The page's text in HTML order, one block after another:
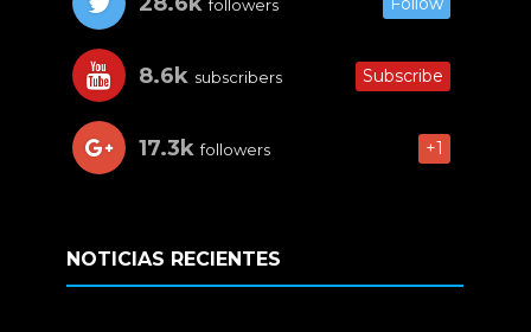
followers
8.6k subscribers Subscribe
17.3k followers +1
NOTICIAS RECIENTES